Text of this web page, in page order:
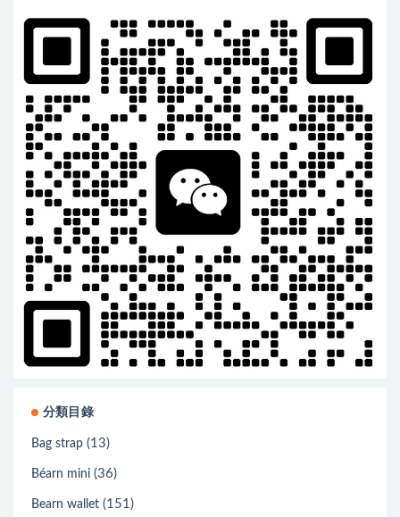
分類目錄
Bag strap (13)
Béarn mini (36)
Bearn wallet (151)